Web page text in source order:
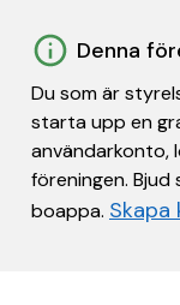
Denna
Du som är
starta upp en
användarkonto,
föreningen. Bjud
boappa. Skapa